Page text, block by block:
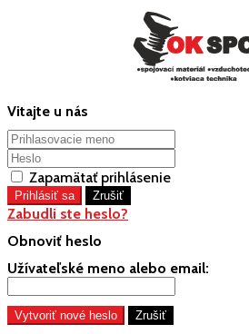
Vitajte u nás
Zapamätať prihlásenie
Zabudli ste heslo?
Obnoviť heslo
Užívateľské meno alebo email: